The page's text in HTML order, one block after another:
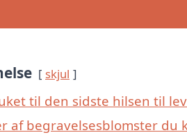
skjul
til den sidste hilsen til
af begravelsesblomster du